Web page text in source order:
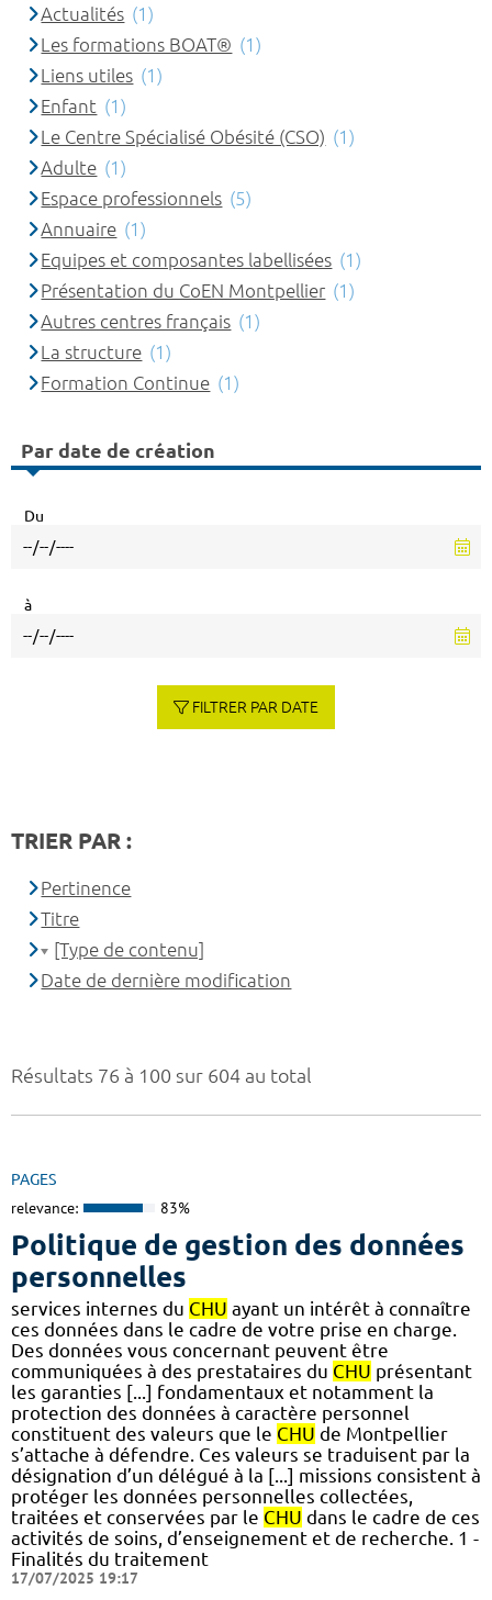
Résultats 76 à 100 sur 604 au total
PAGES
relevance: 83%
Politique de gestion des données
personnelles
services internes du CHU ayant un intérêt à connaître
ces données dans le cadre de votre prise en charge.
Des données vous concernant peuvent être
communiquées à des prestataires du CHU présentant
les garanties [...] fondamentaux et notamment la
protection des données à caractère personnel
constituent des valeurs que le CHU de Montpellier
s’attache à défendre. Ces valeurs se traduisent par la
désignation d’un délégué à la [...] missions consistent à
protéger les données personnelles collectées,
traitées et conservées par le CHU dans le cadre de ces
activités de soins, d’enseignement et de recherche. 1 -
Finalités du traitement
17/07/2025 19:17
Actualités (1)
Les formations BOAT® (1)
Liens utiles (1)
Enfant (1)
Le Centre Spécialisé Obésité (CSO) (1)
Adulte (1)
Espace professionnels (5)
Annuaire (1)
Equipes et composantes labellisées (1)
Présentation du CoEN Montpellier (1)
Autres centres français (1)
La structure (1)
Formation Continue (1)
Par date de création
Du
à
FILTRER PAR DATE
TRIER PAR :
Pertinence
Titre
[Type de contenu]
Date de dernière modification